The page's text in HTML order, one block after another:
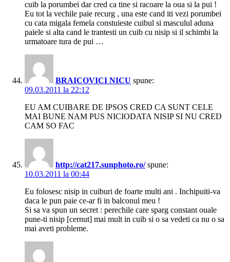
cuib la porumbei dar cred ca tine si racoare la oua si la pui !
Eu tot la vechile paie recurg , una este cand iti vezi porumbei
cu cata migala femela constuieste cuibul si masculul aduna
paiele si alta cand le trantesti un cuib cu nisip si il schimbi la
urmatoare tura de pui …
BRAICOVICI NICU spune:
09.03.2011 la 22:12
EU AM CUIBARE DE IPSOS CRED CA SUNT CELE
MAI BUNE NAM PUS NICIODATA NISIP SI NU CRED
CAM SO FAC
http://cat217.sunphoto.ro/ spune:
10.03.2011 la 00:44
Eu folosesc nisip in cuiburi de foarte multi ani . Inchipuiti-va
daca le pun paie ce-ar fi in balconul meu !
Si sa va spun un secret : perechile care sparg constant ouale
pune-ti nisip [cernut] mai mult in cuib si o sa vedeti ca nu o sa
mai aveti probleme.